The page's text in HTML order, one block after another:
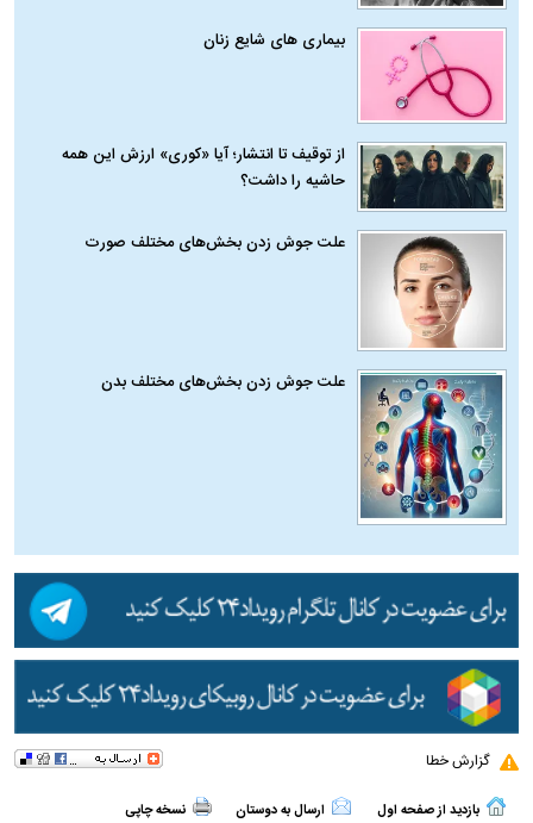
بیماری‌ های شایع زنان
از توقیف تا انتشار؛ آیا «کوری» ارزش این همه
حاشیه را داشت؟
علت جوش زدن بخش‌های مختلف صورت
علت جوش زدن بخش‌های مختلف بدن
گزارش خطا
بازدید از صفحه اول ارسال به دوستان نسخه چاپی